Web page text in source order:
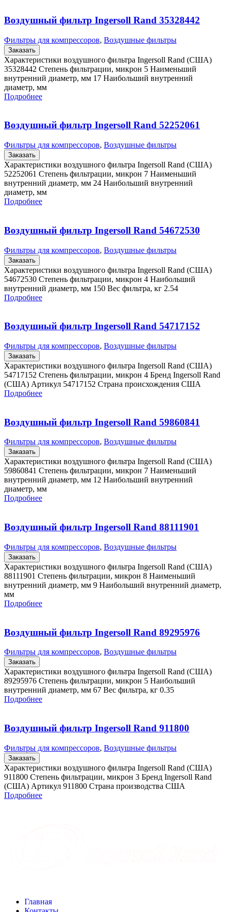
Воздушный фильтр Ingersoll Rand 35328442
Фильтры для компрессоров, Воздушные фильтры
Заказать
Характеристики воздушного фильтра Ingersoll Rand (США)
35328442 Степень фильтрации, микрон 5 Наименьший
внутренний диаметр, мм 17 Наибольший внутренний
диаметр, мм
Подробнее
Воздушный фильтр Ingersoll Rand 52252061
Фильтры для компрессоров, Воздушные фильтры
Заказать
Характеристики воздушного фильтра Ingersoll Rand (США)
52252061 Степень фильтрации, микрон 7 Наименьший
внутренний диаметр, мм 24 Наибольший внутренний
диаметр, мм
Подробнее
Воздушный фильтр Ingersoll Rand 54672530
Фильтры для компрессоров, Воздушные фильтры
Заказать
Характеристики воздушного фильтра Ingersoll Rand (США)
54672530 Степень фильтрации, микрон 4 Наибольший
внутренний диаметр, мм 150 Вес фильтра, кг 2.54
Подробнее
Воздушный фильтр Ingersoll Rand 54717152
Фильтры для компрессоров, Воздушные фильтры
Заказать
Характеристики воздушного фильтра Ingersoll Rand (США)
54717152 Степень фильтрации, микрон 4 Бренд Ingersoll Rand
(США) Артикул 54717152 Страна происхождения США
Подробнее
Воздушный фильтр Ingersoll Rand 59860841
Фильтры для компрессоров, Воздушные фильтры
Заказать
Характеристики воздушного фильтра Ingersoll Rand (США)
59860841 Степень фильтрации, микрон 7 Наименьший
внутренний диаметр, мм 12 Наибольший внутренний
диаметр, мм
Подробнее
Воздушный фильтр Ingersoll Rand 88111901
Фильтры для компрессоров, Воздушные фильтры
Заказать
Характеристики воздушного фильтра Ingersoll Rand (США)
88111901 Степень фильтрации, микрон 8 Наименьший
внутренний диаметр, мм 9 Наибольший внутренний диаметр,
мм
Подробнее
Воздушный фильтр Ingersoll Rand 89295976
Фильтры для компрессоров, Воздушные фильтры
Заказать
Характеристики воздушного фильтра Ingersoll Rand (США)
89295976 Степень фильтрации, микрон 5 Наибольший
внутренний диаметр, мм 67 Вес фильтра, кг 0.35
Подробнее
Воздушный фильтр Ingersoll Rand 911800
Фильтры для компрессоров, Воздушные фильтры
Заказать
Характеристики воздушного фильтра Ingersoll Rand (США)
911800 Степень фильтрации, микрон 3 Бренд Ingersoll Rand
(США) Артикул 911800 Страна производства США
Подробнее
Главная